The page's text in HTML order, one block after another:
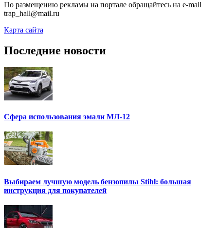
По размещению рекламы на портале обращайтесь на e-mail
trap_hall@mail.ru
Карта сайта
Последние новости
Сфера использования эмали МЛ-12
Выбираем лучшую модель бензопилы Stihl: большая
инструкция для покупателей